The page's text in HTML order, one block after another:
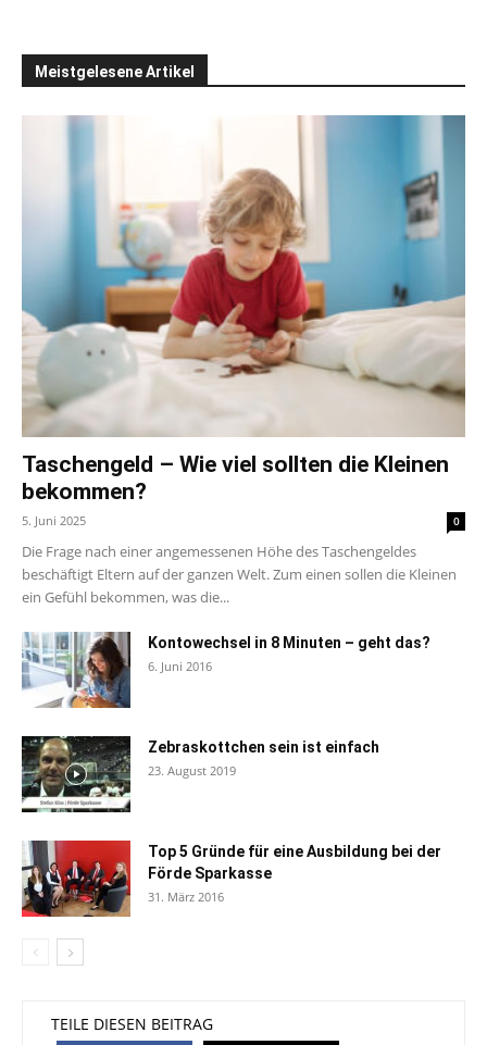
Meistgelesene Artikel
Taschengeld – Wie viel sollten die Kleinen
bekommen?
5. Juni 2025 0
Die Frage nach einer angemessenen Höhe des Taschengeldes
beschäftigt Eltern auf der ganzen Welt. Zum einen sollen die Kleinen
ein Gefühl bekommen, was die...
Kontowechsel in 8 Minuten – geht das?
6. Juni 2016
Zebraskottchen sein ist einfach
23. August 2019
Top 5 Gründe für eine Ausbildung bei der
Förde Sparkasse
31. März 2016
TEILE DIESEN BEITRAG